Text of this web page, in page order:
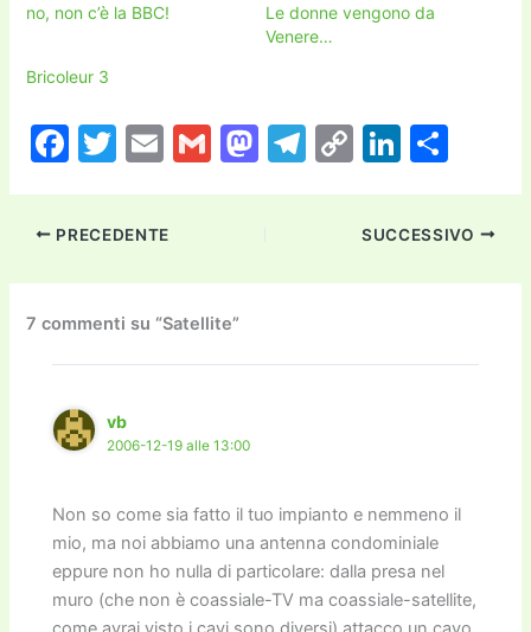
no, non c’è la BBC!
Le donne vengono da
Venere…
Bricoleur 3
F
c
e
b
o
o
k
T
itt
er
E
ai
l
G
M
d
n
T
a
C
p
y
Li
k
Li
k
e
dI
n
di
vi
PRECEDENTE SUCCESSIVO
7 commenti su “Satellite”
vb
2006-12-19 alle 13:00
Non so come sia fatto il tuo impianto e nemmeno il
mio, ma noi abbiamo una antenna condominiale
eppure non ho nulla di particolare: dalla presa nel
muro (che non è coassiale-TV ma coassiale-satellite,